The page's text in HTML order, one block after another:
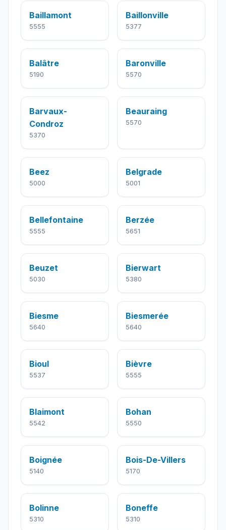
Baillamont
5555
Baillonville
5377
Balâtre
5190
Baronville
5570
Barvaux-
Condroz
5370
Beauraing
5570
Beez
5000
Belgrade
5001
Bellefontaine
5555
Berzée
5651
Beuzet
5030
Bierwart
5380
Biesme
5640
Biesmerée
5640
Bioul
5537
Bièvre
5555
Blaimont
5542
Bohan
5550
Boignée
5140
Bois-De-Villers
5170
Bolinne
5310
Boneffe
5310